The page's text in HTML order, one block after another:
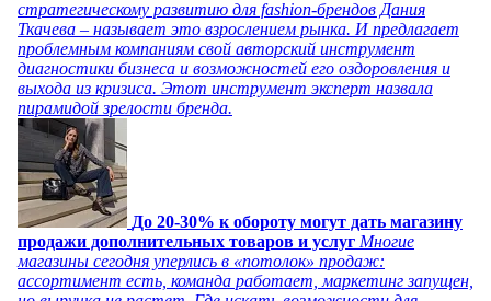
стратегическому развитию для fashion-брендов Дания
Ткачева – называет это взрослением рынка. И предлагает
проблемным компаниям свой авторский инструмент
диагностики бизнеса и возможностей его оздоровления и
выхода из кризиса. Этот инструмент эксперт назвала
пирамидой зрелости бренда.
До 20-30% к обороту могут дать магазину
продажи дополнительных товаров и услуг Многие
магазины сегодня уперлись в «потолок» продаж:
ассортимент есть, команда работает, маркетинг запущен,